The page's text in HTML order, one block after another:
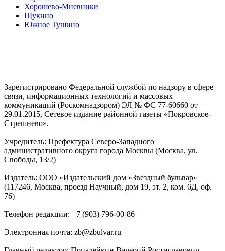
Хорошево-Мневники
Щукино
Южное Тушино
Зарегистрировано Федеральной службой по надзору в сфере
связи, информационных технологий и массовых
коммуникаций (Роскомнадзором) ЭЛ № ФС 77-60660 от
29.01.2015, Сетевое издание районной газеты «Покровское-
Стрешнево».
Учредитель: Префектура Северо-Западного
административного округа города Москвы (Москва, ул.
Свободы, 13/2)
Издатель: ООО «Издательский дом «Звездный бульвар»
(117246, Москва, проезд Научный, дом 19, эт. 2, ком. 6Д, оф.
76)
Телефон редакции: +7 (903) 796-00-86
Электронная почта: zb@zbulvar.ru